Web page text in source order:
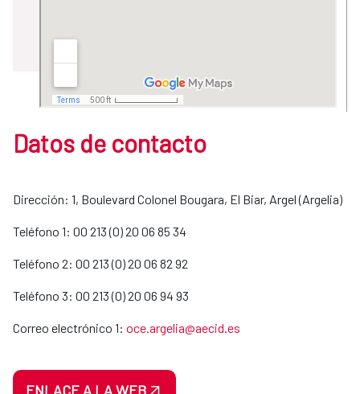
Datos de contacto
Dirección: 1, Boulevard Colonel Bougara, El Biar, Argel (Argelia)
Teléfono 1: 00 213 (0) 20 06 85 34
Teléfono 2: 00 213 (0) 20 06 82 92
Teléfono 3: 00 213 (0) 20 06 94 93
Correo electrónico 1: oce.argelia@aecid.es
ENLACE A LA WEB